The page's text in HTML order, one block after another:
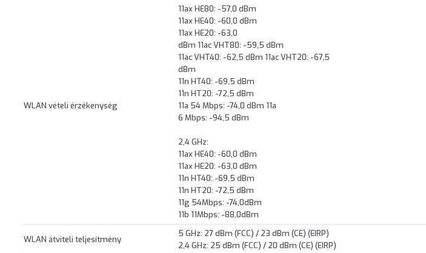
WLAN vételi érzékenység
11ax HE80: -57,0 dBm
11ax HE40: -60,0 dBm
11ax HE20: -63,0
dBm 11ac VHT80: -59,5 dBm
11ac VHT40: -62,5 dBm 11ac VHT20: -67,5
dBm
11n HT40: -69,5 dBm
11n HT20: -72,5 dBm
11a 54 Mbps: -74,0 dBm 11a
6 Mbps: -94,5 dBm
2,4 GHz:
11ax HE40: -60,0 dBm
11ax HE20: -63,0 dBm
11n HT40: -69,5 dBm
11n HT20: -72,5 dBm
11g 54Mbps: -74,0dBm
11b 11Mbps: -88,0dBm
WLAN átviteli teljesítmény
5 GHz: 27 dBm (FCC) / 23 dBm (CE) (EIRP)
2,4 GHz: 25 dBm (FCC) / 20 dBm (CE) (EIRP)